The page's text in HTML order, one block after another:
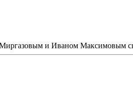
и Иваном Максимовым